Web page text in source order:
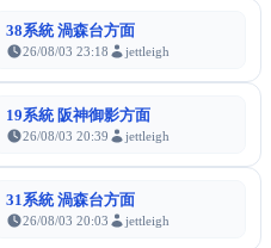
38系統 渦森台方面
26/08/03 23:18 jettleigh
19系統 阪神御影方面
26/08/03 20:39 jettleigh
31系統 渦森台方面
26/08/03 20:03 jettleigh